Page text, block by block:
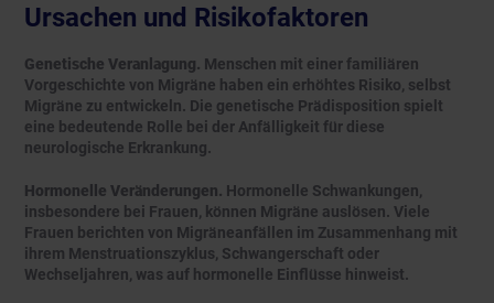
Ursachen und Risikofaktoren
Genetische Veranlagung. Menschen mit einer familiären
Vorgeschichte von Migräne haben ein erhöhtes Risiko, selbst
Migräne zu entwickeln. Die genetische Prädisposition spielt
eine bedeutende Rolle bei der Anfälligkeit für diese
neurologische Erkrankung.
Hormonelle Veränderungen. Hormonelle Schwankungen,
insbesondere bei Frauen, können Migräne auslösen. Viele
Frauen berichten von Migräneanfällen im Zusammenhang mit
ihrem Menstruationszyklus, Schwangerschaft oder
Wechseljahren, was auf hormonelle Einflüsse hinweist.